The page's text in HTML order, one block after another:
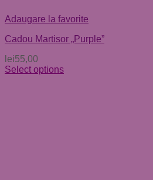
Adaugare la favorite
Cadou Martisor „Purple”
lei55,00
Select options